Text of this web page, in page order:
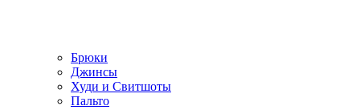
Брюки
Джинсы
Худи и Свитшоты
Пальто